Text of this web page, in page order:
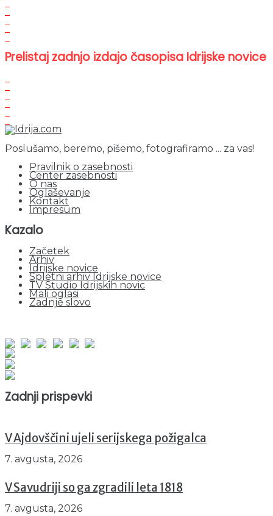
Prelistaj zadnjo izdajo časopisa Idrijske novice
Poslušamo, beremo, pišemo, fotografiramo ... za vas!
Pravilnik o zasebnosti
Center zasebnosti
O nas
Oglaševanje
Kontakt
Impresum
Kazalo
Začetek
Arhiv
Idrijske novice
Spletni arhiv Idrijske novice
TV Studio Idrijskih novic
Mali oglasi
Zadnje slovo
Zadnji prispevki
V Ajdovščini ujeli serijskega požigalca
7. avgusta, 2026
V Savudriji so ga zgradili leta 1818
7. avgusta, 2026